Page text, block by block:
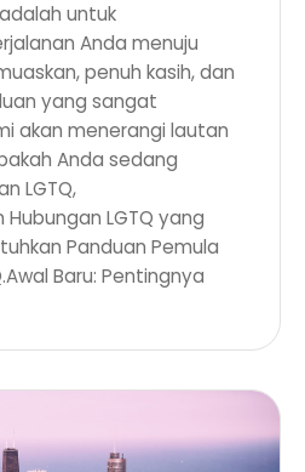
untuk
Anda menuju
penuh kasih, dan
yang sangat
akan menerangi lautan
Anda sedang
LGTQ,
LGTQ yang
Panduan Pemula
Baru: Pentingnya